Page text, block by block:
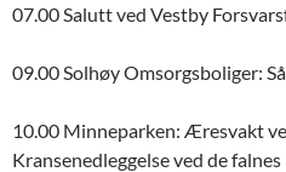
07.00 Salutt ved Vestby
09.00 Solhøy Omsorgsboliger:
10.00 Minneparken: Æresvakt
Kransenedleggelse ved de